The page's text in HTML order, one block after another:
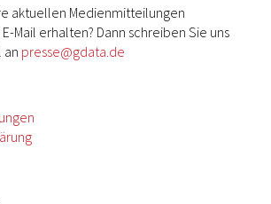
aktuellen Medienmitteilungen
Mail erhalten? Dann schreiben Sie uns
an presse@gdata.de